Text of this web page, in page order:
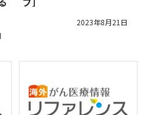
2023年8月21日